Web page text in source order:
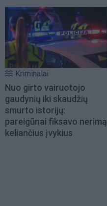
Kriminalai
Nuo girto vairuotojo
gaudynių iki skaudžių
smurto istorijų:
pareigūnai fiksavo nerimą
keliančius įvykius